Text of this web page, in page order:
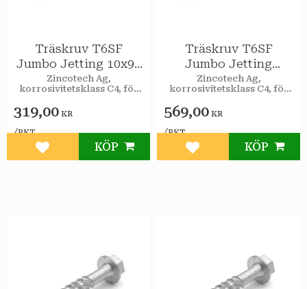
Träskruv T6SF
Jumbo Jetting 10x90
utv 50st/pkt
Zincotech Ag,
korrosivitetsklass C4, för
319,00 KR
/PKT
Lägg till i favoriter
KÖP
Träskruv T6SF
Jumbo Jetting
12x100 utv 50st/pkt
Zincotech Ag,
korrosivitetsklass C4, för
569,00 KR
/PKT
Lägg till i favoriter
KÖP